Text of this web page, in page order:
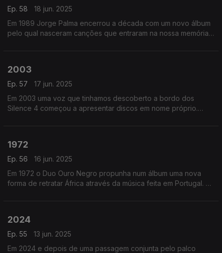
Ep. 58
18 jun. 2025
Em 1989 Jorge Palma encerrou a década com um novo álbum
pelo qual nasceram canções que entraram na nossa memória
2003
Ep. 57
17 jun. 2025
Em 2003 uma voz que tinhamos descoberto a bordo dos
Silence 4 começou a apresentar discos em nome próprio.
1972
Ep. 56
16 jun. 2025
Em 1972 o Duo Ouro Negro propunha num álbum uma nova
forma de retratar África através da música feita em Portugal. O
2024
Ep. 55
13 jun. 2025
Em 2024 e depois de uma passagem conjunta pelo palco